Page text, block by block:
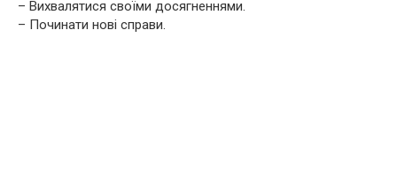
– Вихвалятися своїми досягненнями.
– Починати нові справи.